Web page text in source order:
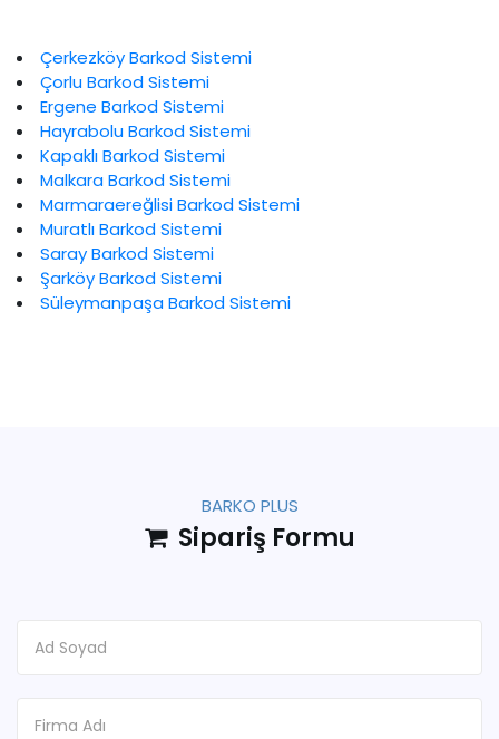
Çerkezköy Barkod Sistemi
Çorlu Barkod Sistemi
Ergene Barkod Sistemi
Hayrabolu Barkod Sistemi
Kapaklı Barkod Sistemi
Malkara Barkod Sistemi
Marmaraereğlisi Barkod Sistemi
Muratlı Barkod Sistemi
Saray Barkod Sistemi
Şarköy Barkod Sistemi
Süleymanpaşa Barkod Sistemi
BARKO PLUS
Sipariş Formu